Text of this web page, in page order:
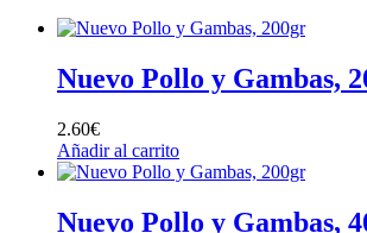
Nuevo Pollo y Gambas,
2.60€
Añadir al carrito
Nuevo Pollo y Gambas,